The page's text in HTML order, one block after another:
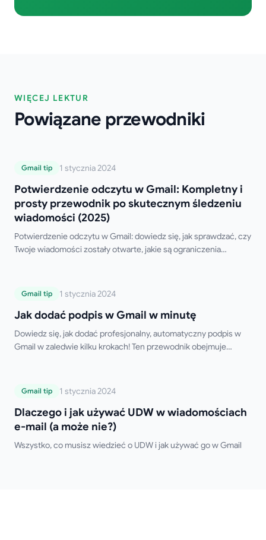
WIĘCEJ LEKTUR
Powiązane przewodniki
Potwierdzenie odczytu w Gmail:
skutecznym śledzeniu wiadomości (2025)
Gmail tip 1 stycznia 2024
Potwierdzenie odczytu w Gmail: Kompletny i
prosty przewodnik po skutecznym śledzeniu
wiadomości (2025)
Potwierdzenie odczytu w Gmail: dowiedz się, jak sprawdzać, czy
Twoje wiadomości zostały otwarte, jakie są ograniczenia
Jak dodać podpis w Gmail w minutę
Gmail tip 1 stycznia 2024
Jak dodać podpis w Gmail w minutę
Dowiedz się, jak dodać profesjonalny, automatyczny podpis w
Gmail w zaledwie kilku krokach! Ten przewodnik obejmuje
rozwiązywania problemów. Pożegnaj ręczne wpisywanie
Dlaczego i jak używać UDW w
Gmail tip 1 stycznia 2024
Dlaczego i jak używać UDW w wiadomościach
e-mail (a może nie?)
Wszystko, co musisz wiedzieć o UDW i jak używać go w Gmail